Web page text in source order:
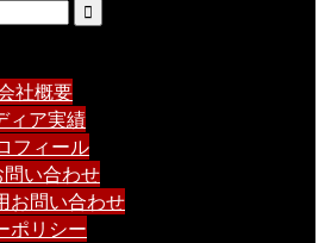
社概要
ィア実績
フィール
い合わせ
お問い合わせ
ポリシー